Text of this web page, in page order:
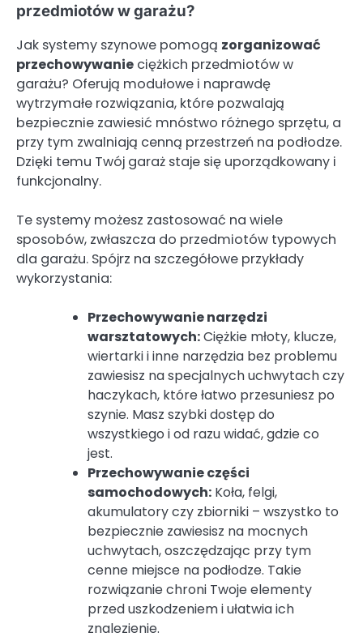
przedmiotów w garażu?
Jak systemy szynowe pomogą zorganizować
przechowywanie ciężkich przedmiotów w
garażu? Oferują modułowe i naprawdę
wytrzymałe rozwiązania, które pozwalają
bezpiecznie zawiesić mnóstwo różnego sprzętu, a
przy tym zwalniają cenną przestrzeń na podłodze.
Dzięki temu Twój garaż staje się uporządkowany i
funkcjonalny.
Te systemy możesz zastosować na wiele
sposobów, zwłaszcza do przedmiotów typowych
dla garażu. Spójrz na szczegółowe przykłady
wykorzystania:
Przechowywanie narzędzi
warsztatowych:Ciężkie młoty, klucze,
wiertarki i inne narzędzia bez problemu
zawiesisz na specjalnych uchwytach czy
haczykach, które łatwo przesuniesz po
szynie. Masz szybki dostęp do
wszystkiego i od razu widać, gdzie co
jest.
Przechowywanie części
samochodowych: Koła, felgi,
akumulatory czy zbiorniki – wszystko to
bezpiecznie zawiesisz na mocnych
uchwytach, oszczędzając przy tym
cenne miejsce na podłodze. Takie
rozwiązanie chroni Twoje elementy
przed uszkodzeniem i ułatwia ich
znalezienie.